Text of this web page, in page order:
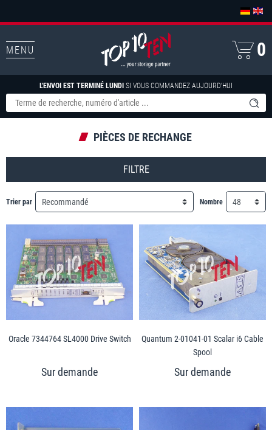
MENU
L'ENVOI EST TERMINÉ LUNDI SI VOUS COMMANDEZ AUJOURD'HUI
0
PIÈCES DE RECHANGE
FILTRE
Oracle 7344764 SL4000 Drive Switch
Quantum 2-01041-01 Scalar i6 Cable
Spool